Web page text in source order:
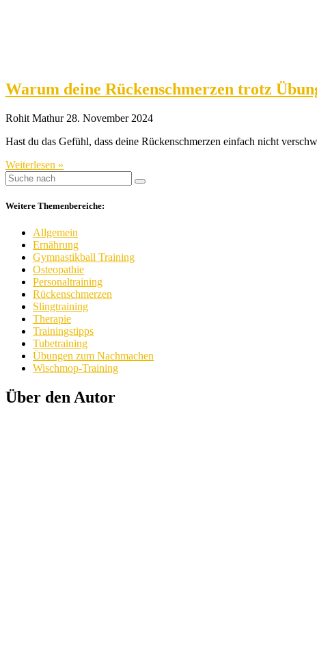
Warum deine Rückenschmerzen trotz
Rohit Mathur 28. November 2024
Hast du das Gefühl, dass deine Rückenschmerzen einfach nicht
Weiterlesen »
Weitere Themenbereiche:
Allgemein
Ernährung
Gymnastikball Training
Osteopathie
Personaltraining
Rückenschmerzen
Slingtraining
Therapie
Trainingstipps
Tubetraining
Übungen zum Nachmachen
Wischmop-Training
Über den Autor